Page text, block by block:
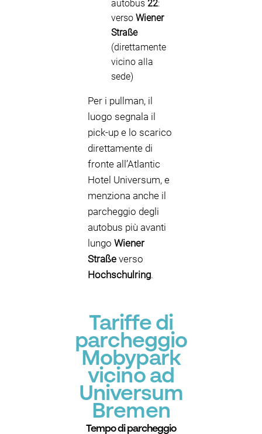
autobus 22:
verso Wiener
Straße
(direttamente
vicino alla
sede)
Per i pullman, il
luogo segnala il
pick-up e lo scarico
direttamente di
fronte all’Atlantic
Hotel Universum, e
menziona anche il
parcheggio degli
autobus più avanti
lungo Wiener
Straße verso
Hochschulring.
Tariffe di
parcheggio
Mobypark
vicino ad
Universum
Bremen
Tempo di parcheggio